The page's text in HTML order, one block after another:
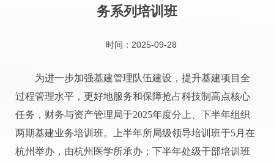
务系列培训班
时间：2025-09-28
为进一步加强基建管理队伍建设，提升基建项目全
过程管理水平，更好地服务和保障抢占科技制高点核心
任务，财务与资产管理局于2025年度分上、下半年组织
两期基建业务培训班。上半年所局级领导培训班于5月在
杭州举办，由杭州医学所承办；下半年处级干部培训班